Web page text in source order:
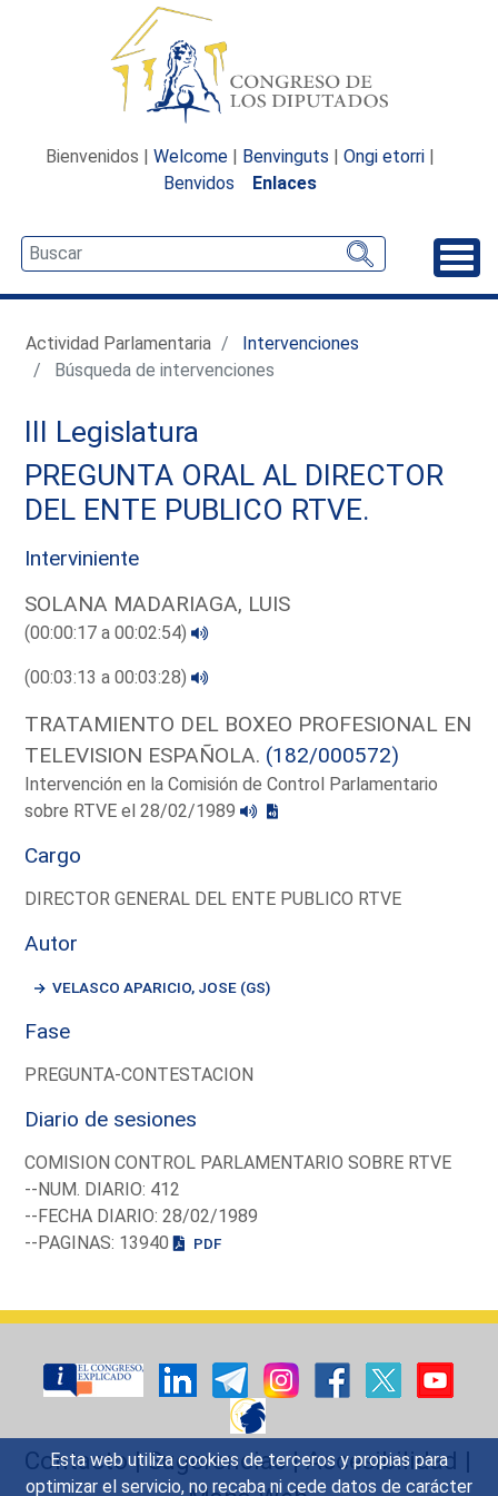
Esta web utiliza cookies de terceros y propias para
optimizar el servicio, no recaba ni cede datos de carácter
Bienvenidos | Welcome | Benvinguts | Ongi etorri |
Benvidos
Enlaces
Actividad Parlamentaria
Intervenciones
Búsqueda de intervenciones
III Legislatura
PREGUNTA ORAL AL DIRECTOR
DEL ENTE PUBLICO RTVE.
Interviniente
SOLANA MADARIAGA, LUIS
(00:00:17 a 00:02:54)
(00:03:13 a 00:03:28)
TRATAMIENTO DEL BOXEO PROFESIONAL EN
TELEVISION ESPAÑOLA. (182/000572)
Intervención en la Comisión de Control Parlamentario
sobre RTVE el 28/02/1989
Cargo
DIRECTOR GENERAL DEL ENTE PUBLICO RTVE
Autor
VELASCO APARICIO, JOSE (GS)
Fase
PREGUNTA-CONTESTACION
Diario de sesiones
COMISION CONTROL PARLAMENTARIO SOBRE RTVE
--NUM. DIARIO: 412
--FECHA DIARIO: 28/02/1989
--PAGINAS: 13940
PDF
Contacto|Sugerencias|Accesibilidad |